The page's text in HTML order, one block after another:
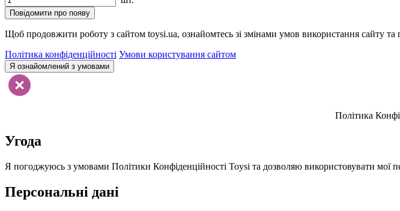
Повідомити про появу
Щоб продовжити роботу з сайтом toysi.ua, ознайомтесь зі змінами умов використання сайту та
Політика конфіденційності Умови користування сайтом
Я ознайомлений з умовами
Політика
Угода
Я погоджуюсь з умовами Політики Конфіденційності Toysi та дозволяю використовувати мої
Персональні дані